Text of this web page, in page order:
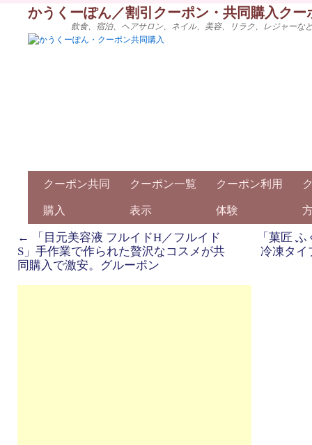
かうくーぽん／割引クーポン・共同購入ク
飲食、宿泊、ヘアサロン、ネイル、美容、リラク、レジャー
クーポン共同
購入
クーポン一覧
表示
クーポン利用
体験
←
「目元美容液 フルイドH／フルイド
S」手作業で作られた贅沢なコスメが共
同購入で激安。グルーポン
「菓匠
冷凍タイ